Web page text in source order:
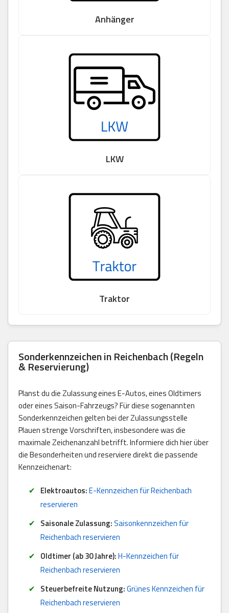
Anhänger
LKW
Traktor
Sonderkennzeichen in Reichenbach (Regeln
& Reservierung)
Planst du die Zulassung eines E-Autos, eines Oldtimers
oder eines Saison-Fahrzeugs? Für diese sogenannten
Sonderkennzeichen gelten bei der Zulassungsstelle
Plauen strenge Vorschriften, insbesondere was die
maximale Zeichenanzahl betrifft. Informiere dich hier über
die Besonderheiten und reserviere direkt die passende
Kennzeichenart:
Elektroautos:E-Kennzeichen für Reichenbach
reservieren
Saisonale Zulassung:Saisonkennzeichen für
Reichenbach reservieren
Oldtimer (ab 30 Jahre):H-Kennzeichen für
Reichenbach reservieren
Steuerbefreite Nutzung:Grünes Kennzeichen für
Reichenbach reservieren